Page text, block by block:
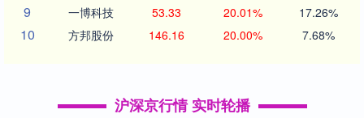
9 一博科技 53.33 20.01% 17.26%
10 方邦股份 146.16 20.00% 7.68%
沪深京行情 实时轮播